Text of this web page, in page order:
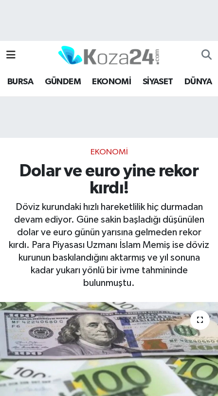
BURSA GÜNDEM EKONOMİ SİYASET DÜNYA
EKONOMİ
Dolar ve euro yine rekor
kırdı!
Döviz kurundaki hızlı hareketlilik hiç durmadan
devam ediyor. Güne sakin başladığı düşünülen
dolar ve euro günün yarısına gelmeden rekor
kırdı. Para Piyasası Uzmanı İslam Memiş ise döviz
kurunun baskılandığını aktarmış ve yıl sonuna
kadar yukarı yönlü bir ivme tahmininde
bulunmuştu.
Bursa Hava Durumu
Bursa Namaz Vakitleri
Son Dakika Haberleri
Haber Arşivi